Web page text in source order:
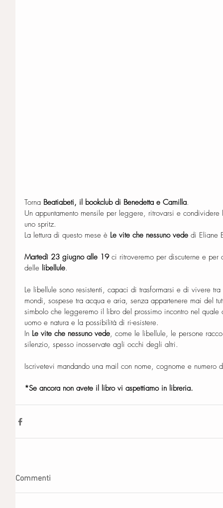
Torna Beatiabeti, il bookclub di Benedetta e Camilla.
Un appuntamento mensile per leggere, ritrovarsi e
uno spritz.
La lettura di questo mese è Le vite che nessuno vede di Eliane
Martedì 23 giugno alle 19 ci ritroveremo per discuterne e
delle libellule.
Le libellule sono resistenti, capaci di trasformarsi e di vivere
mondi, sospese tra acqua e aria, senza appartenere mai del
simbolo che leggeremo il libro del prossimo incontro nel
uomo e natura e la possibilità di ri-esistere.
In Le vite che nessuno vede, come le libellule, le persone
silenzio, spesso inosservate agli occhi degli altri.
Iscrivetevi mandando una mail con nome, cognome e numero
*Se ancora non avete il libro vi aspettiamo in libreria.
Commenti